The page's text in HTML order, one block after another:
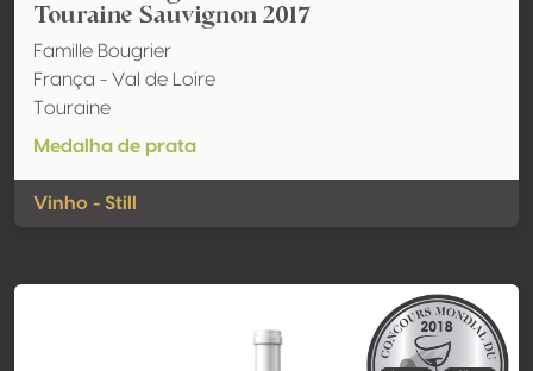
Touraine Sauvignon 2017
Famille Bougrier
França - Val de Loire
Touraine
Medalha de prata
Vinho - Still